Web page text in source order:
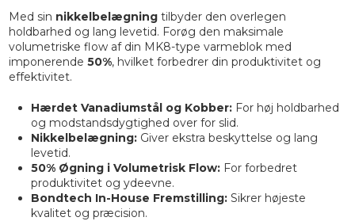
Med sin nikkelbelægningtilbyder den overlegen
holdbarhed og lang levetid. Forøg den maksimale
volumetriske flow af din MK8-type varmeblok med
imponerende 50%, hvilket forbedrer din produktivitet og
effektivitet.
Hærdet Vanadiumstål og Kobber:For høj holdbarhed
og modstandsdygtighed over for slid.
Nikkelbelægning:Giver ekstra beskyttelse og lang
levetid.
50% Øgning i Volumetrisk Flow:For forbedret
produktivitet og ydeevne.
Bondtech In-House Fremstilling:Sikrer højeste
kvalitet og præcision.